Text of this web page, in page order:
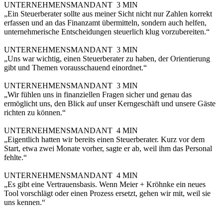
UNTERNEHMENSMANDANT 3 MIN
„Ein Steuerberater sollte aus meiner Sicht nicht nur Zahlen korrekt
erfassen und an das Finanzamt übermitteln, sondern auch helfen,
unternehmerische Entscheidungen steuerlich klug vorzubereiten.“
UNTERNEHMENSMANDANT 3 MIN
„Uns war wichtig, einen Steuerberater zu haben, der Orientierung
gibt und Themen vorausschauend einordnet.“
UNTERNEHMENSMANDANT 3 MIN
„Wir fühlen uns in finanziellen Fragen sicher und genau das
ermöglicht uns, den Blick auf unser Kerngeschäft und unsere Gäste
richten zu können.“
UNTERNEHMENSMANDANT 4 MIN
„Eigentlich hatten wir bereits einen Steuerberater. Kurz vor dem
Start, etwa zwei Monate vorher, sagte er ab, weil ihm das Personal
fehlte.“
UNTERNEHMENSMANDANT 4 MIN
„Es gibt eine Vertrauensbasis. Wenn Meier + Kröhnke ein neues
Tool vorschlägt oder einen Prozess ersetzt, gehen wir mit, weil sie
uns kennen.“